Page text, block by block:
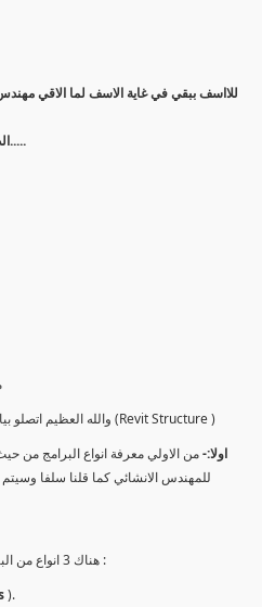
للااسف ببقي في غاية الاسف لما الاقي
الدنيا كلها حوالينا شغاله ريفيت واحنا لسه.....
والله العظيم اتصلو بيا مكتب من الكويت عشان اشتغل معاهم (Revit Structure )
اولا:-من الاولي معرفة انواع البرامج من
للمهندس الانشائي كما قلنا سلفا
-هناك 3 انواع من البرامج التي يحتاج اليها المهنس الانشائي :
).